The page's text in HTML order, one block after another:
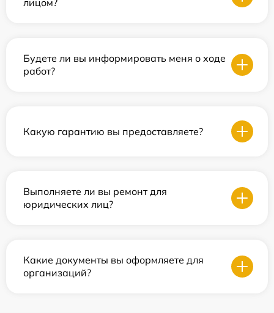
лицом?
Будете ли вы информировать меня о ходе
работ?
Какую гарантию вы предоставляете?
Выполняете ли вы ремонт для
юридических лиц?
Какие документы вы оформляете для
организаций?